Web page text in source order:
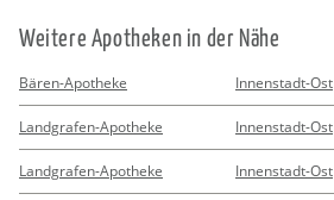
Wei­te­re Apo­the­ken in der Nähe
Bären-Apotheke Innenstadt-Ost
Landgrafen-Apotheke Innenstadt-Ost
Landgrafen-Apotheke Innenstadt-Ost